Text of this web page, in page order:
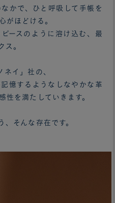
かで、ひと呼吸して手帳を
がほどける。
ースのように溶け込む、最
ス。
ネイ」社の、
憶するようなしなやかな革
性を満たしていきます。
、そんな存在です。